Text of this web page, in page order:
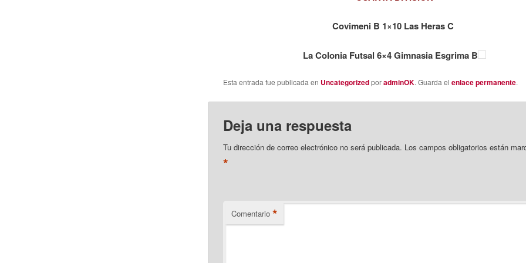
Covimeni B 1×10 Las Heras C
La Colonia Futsal 6×4 Gimnasia Esgrima B
Esta entrada fue publicada en UncategorizedporadminOK. Guarda el enlace permanente.
Deja una respuesta
Tu dirección de correo electrónico no será publicada. Los campos obligatorios están
*
Comentario *